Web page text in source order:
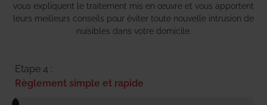
vous expliquent le traitement mis en œuvre et vous apportent
leurs meilleurs conseils pour éviter toute nouvelle intrusion de
nuisibles dans votre domicile.
Etape 4 :
Règlement simple et rapide